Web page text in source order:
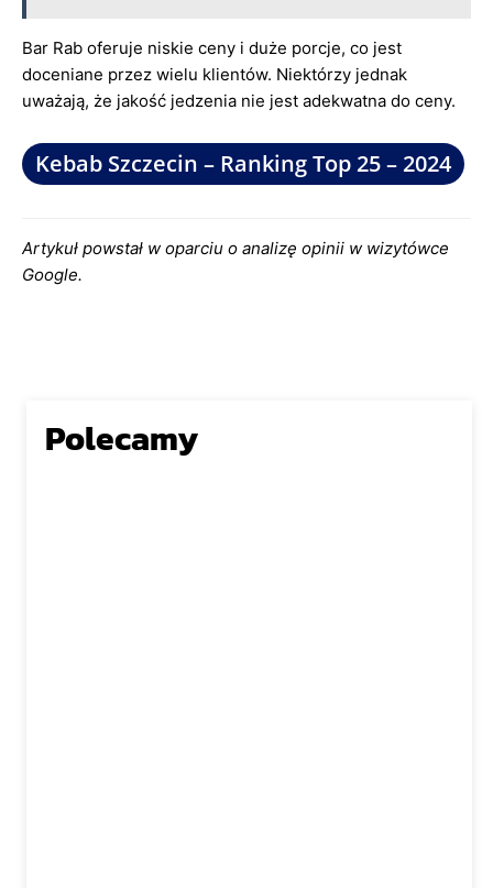
Bar Rab oferuje niskie ceny i duże porcje, co jest
doceniane przez wielu klientów. Niektórzy jednak
uważają, że jakość jedzenia nie jest adekwatna do ceny.
Kebab Szczecin – Ranking Top 25 – 2024
Artykuł powstał w oparciu o analizę opinii w wizytówce
Google.
Polecamy